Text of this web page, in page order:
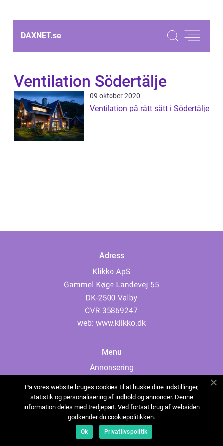
DAXNET.se
Ventilation Södertälje
09 oktober 2020
Ventilation på rätt sätt i Södertälje
Adress
web: www.klikko.dk
Menu
Annonsering
Cookies
Kontakta oss
Sitemap
På vores website bruges cookies til at huske dine indstillinger,
statistik og personalisering af indhold og annoncer. Denne
information deles med tredjepart. Ved fortsat brug af websiden
godkender du cookiepolitikken.
Ok Privatlivspolitik